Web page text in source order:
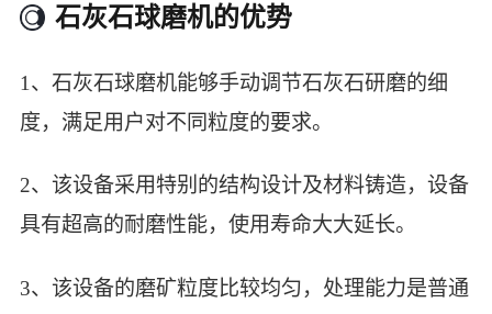
石灰石球磨机的优势
1、石灰石球磨机能够手动调节石灰石研磨的细
度，满足用户对不同粒度的要求。
2、该设备采用特别的结构设计及材料铸造，设备
具有超高的耐磨性能，使用寿命大大延长。
3、该设备的磨矿粒度比较均匀，处理能力是普通